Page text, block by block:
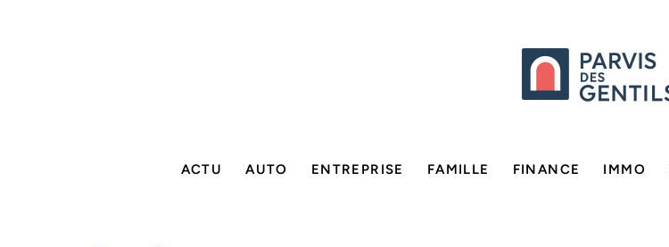
ACTU AUTO ENTREPRISE FAMILLE FINANCE IMMO